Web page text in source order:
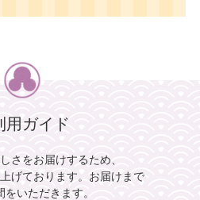
用ガイド
さをお届けするため、
げております。 お届けまで
をいただきます。